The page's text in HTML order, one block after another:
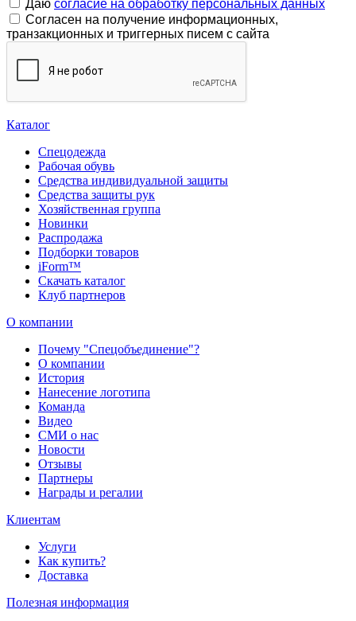
Даю согласие на обработку персональных данных
Согласен на получение информационных,
транзакционных и триггерных писем с сайта
Каталог
Спецодежда
Рабочая обувь
Средства индивидуальной защиты
Средства защиты рук
Хозяйственная группа
Новинки
Распродажа
Подборки товаров
iForm™
Скачать каталог
Клуб партнеров
О компании
Почему "Спецобъединение"?
О компании
История
Нанесение логотипа
Команда
Видео
СМИ о нас
Новости
Отзывы
Партнеры
Награды и регалии
Клиентам
Услуги
Как купить?
Доставка
Полезная информация